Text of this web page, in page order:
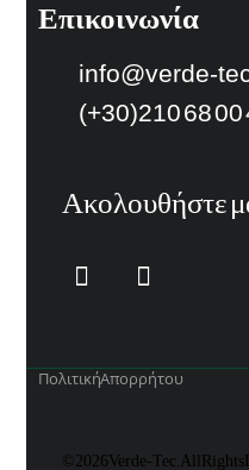
Επικοινωνία
info@verde-
(+30)210 68 00
Ακολουθήστε
© 2026 Verde-Tec . All
Πολιτική Απορρήτου